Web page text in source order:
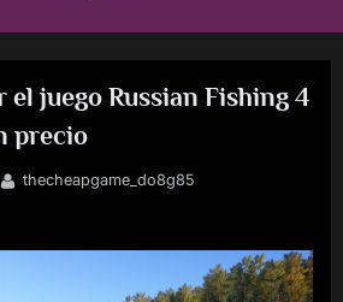
el juego Russian Fishing 4
precio
By
thecheapgame_do8g85